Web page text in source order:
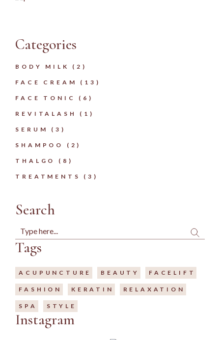
Categories
BODY MILK 2 2
PRODUCTS
FACE CREAM
13 13
PRODUCTS
FACE TONIC
6 6
PRODUCTS
REVITALASH
1 1
PRODUCT
SERUM
3 3
PRODUCTS
SHAMPOO
22
PRODUCTS
THALGO
8 8
PRODUCTS
TREATMENTS
3 3
PRODUCTS
Search
Search
Tags
ACUPUNCTURE BEAUTY FACELIFT
FASHION KERATIN RELAXATION
SPA STYLE
Instagram